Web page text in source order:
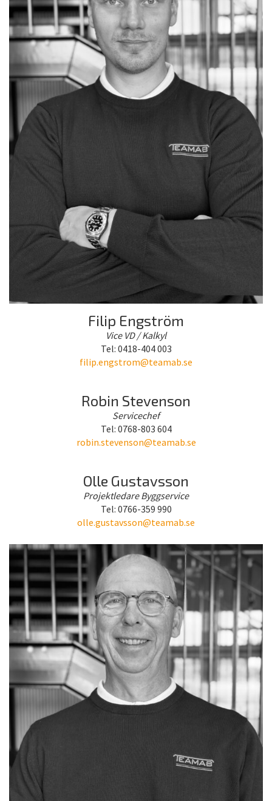
Filip Engström
Vice VD / Kalkyl
Tel: 0418-404 003
filip.engstrom@teamab.se
Robin Stevenson
Servicechef
Tel: 0768-803 604
robin.stevenson@teamab.se
Olle Gustavsson
Projektledare Byggservice
Tel: 0766-359 990
olle.gustavsson@teamab.se